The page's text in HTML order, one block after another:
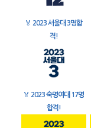
🏅 2023 서울대 3명합
격!
🏅 2023 숙명여대 17명
합격!